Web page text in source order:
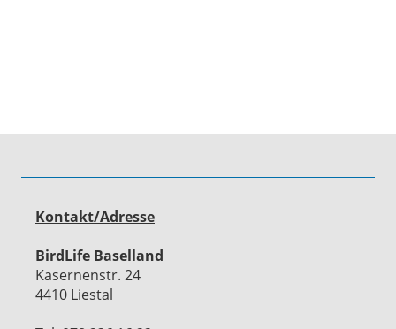
Kontakt/Adresse
BirdLife Baselland
Kasernenstr. 24
4410 Liestal